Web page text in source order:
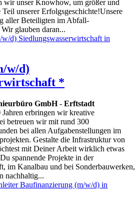
wir unser Knowhow, um größer und
unserer Erfolgsgeschichte!Unsere
aller Beteiligten im Abfall-
glauben daran...
w/d)
*
GmbH- Erftstadt
Jahren erbringen wir kreative
betreuen wir mit rund 300
bei allen Aufgabenstellungen im
Gestalte die Infrastruktur von
mit Deiner Arbeit wirklich etwas
spannende Projekte in der
im Kanalbau und bei Sonderbauwerken,
nachhaltig...